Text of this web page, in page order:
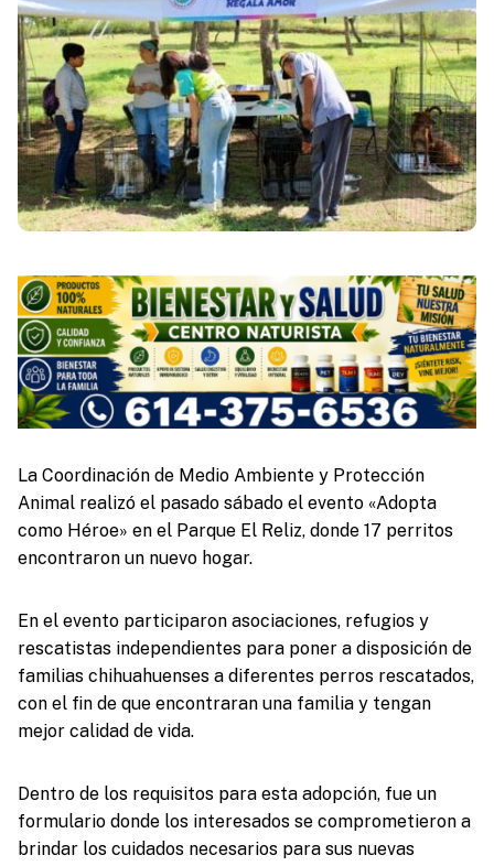
La Coordinación de Medio Ambiente y Protección
Animal realizó el pasado sábado el evento «Adopta
como Héroe» en el Parque El Reliz, donde 17 perritos
encontraron un nuevo hogar.
En el evento participaron asociaciones, refugios y
rescatistas independientes para poner a disposición de
familias chihuahuenses a diferentes perros rescatados,
con el fin de que encontraran una familia y tengan
mejor calidad de vida.
Dentro de los requisitos para esta adopción, fue un
formulario donde los interesados se comprometieron a
brindar los cuidados necesarios para sus nuevas